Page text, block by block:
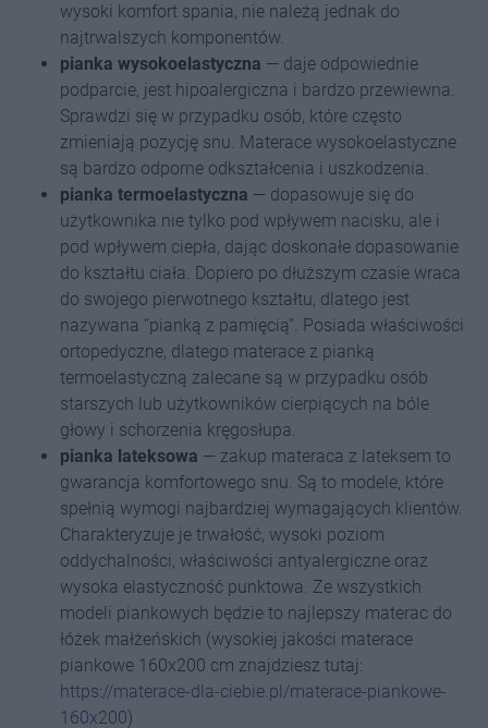
wysoki komfort spania, nie należą jednak do
najtrwalszych komponentów.
pianka wysokoelastyczna — daje odpowiednie
podparcie, jest hipoalergiczna i bardzo przewiewna.
Sprawdzi się w przypadku osób, które często
zmieniają pozycję snu. Materace wysokoelastyczne
są bardzo odporne odkształcenia i uszkodzenia.
pianka termoelastyczna — dopasowuje się do
użytkownika nie tylko pod wpływem nacisku, ale i
pod wpływem ciepła, dając doskonałe dopasowanie
do kształtu ciała. Dopiero po dłuższym czasie wraca
do swojego pierwotnego kształtu, dlatego jest
nazywana “pianką z pamięcią”. Posiada właściwości
ortopedyczne, dlatego materace z pianką
termoelastyczną zalecane są w przypadku osób
starszych lub użytkowników cierpiących na bóle
głowy i schorzenia kręgosłupa.
pianka lateksowa — zakup materaca z lateksem to
gwarancja komfortowego snu. Są to modele, które
spełnią wymogi najbardziej wymagających klientów.
Charakteryzuje je trwałość, wysoki poziom
oddychalności, właściwości antyalergiczne oraz
wysoka elastyczność punktowa. Ze wszystkich
modeli piankowych będzie to najlepszy materac do
łóżek małżeńskich (wysokiej jakości materace
piankowe 160x200 cm znajdziesz tutaj:
https://materace-dla-ciebie.pl/materace-piankowe-
160x200)